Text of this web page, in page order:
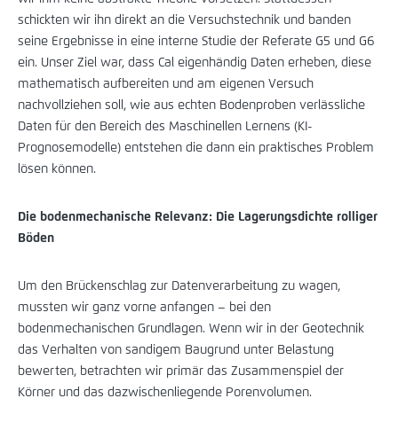
schickten wir ihn direkt an die Versuchstechnik und banden
seine Ergebnisse in eine interne Studie der Referate G5 und G6
ein. Unser Ziel war, dass Cal eigenhändig Daten erheben, diese
mathematisch aufbereiten und am eigenen Versuch
nachvollziehen soll, wie aus echten Bodenproben verlässliche
Daten für den Bereich des Maschinellen Lernens (KI-
Prognosemodelle) entstehen die dann ein praktisches Problem
lösen können.
Die bodenmechanische Relevanz: Die Lagerungsdichte rolliger
Böden
Um den Brückenschlag zur Datenverarbeitung zu wagen,
mussten wir ganz vorne anfangen – bei den
bodenmechanischen Grundlagen. Wenn wir in der Geotechnik
das Verhalten von sandigem Baugrund unter Belastung
bewerten, betrachten wir primär das Zusammenspiel der
Körner und das dazwischenliegende Porenvolumen.